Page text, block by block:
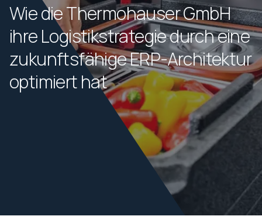
Wie die Thermohauser GmbH
ihre Logistikstrategie durch eine
zukunftsfähige ERP-Architektur
optimiert hat